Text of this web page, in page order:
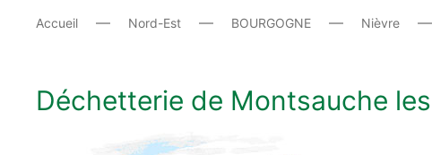
Accueil Nord-Est BOURGOGNE Nièvre
Déchetterie de Montsauche